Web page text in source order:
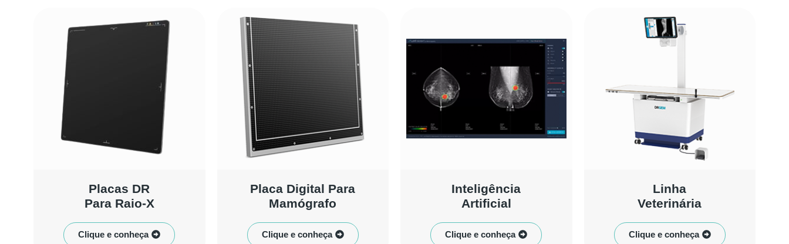
Placas DR
Para Raio-X
Clique e conheça
Placa Digital Para
Mamógrafo
Clique e conheça
Inteligência
Artificial
Clique e conheça
Linha
Veterinária
Clique e conheça